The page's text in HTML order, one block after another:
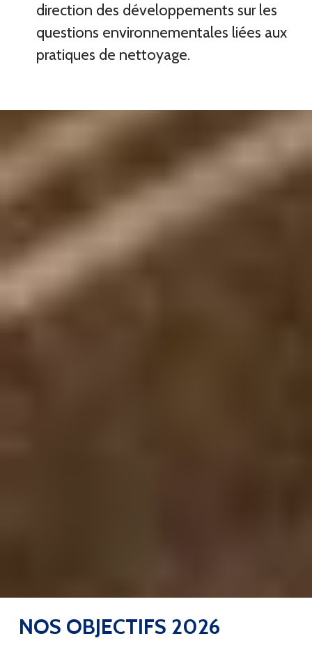
direction des développements sur les
questions environnementales liées aux
pratiques de nettoyage.
NOS OBJECTIFS 2026